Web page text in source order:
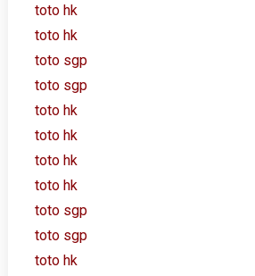
toto hk
toto hk
toto sgp
toto sgp
toto hk
toto hk
toto hk
toto hk
toto sgp
toto sgp
toto hk